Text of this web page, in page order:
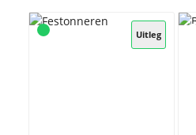
Uitleg